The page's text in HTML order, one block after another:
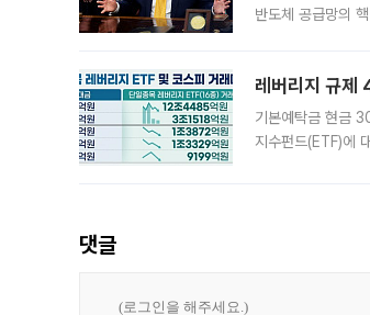
반도체 공급망의
레버리지 규제
기본예탁금 현금
지수펀드(ETF)에
댓글